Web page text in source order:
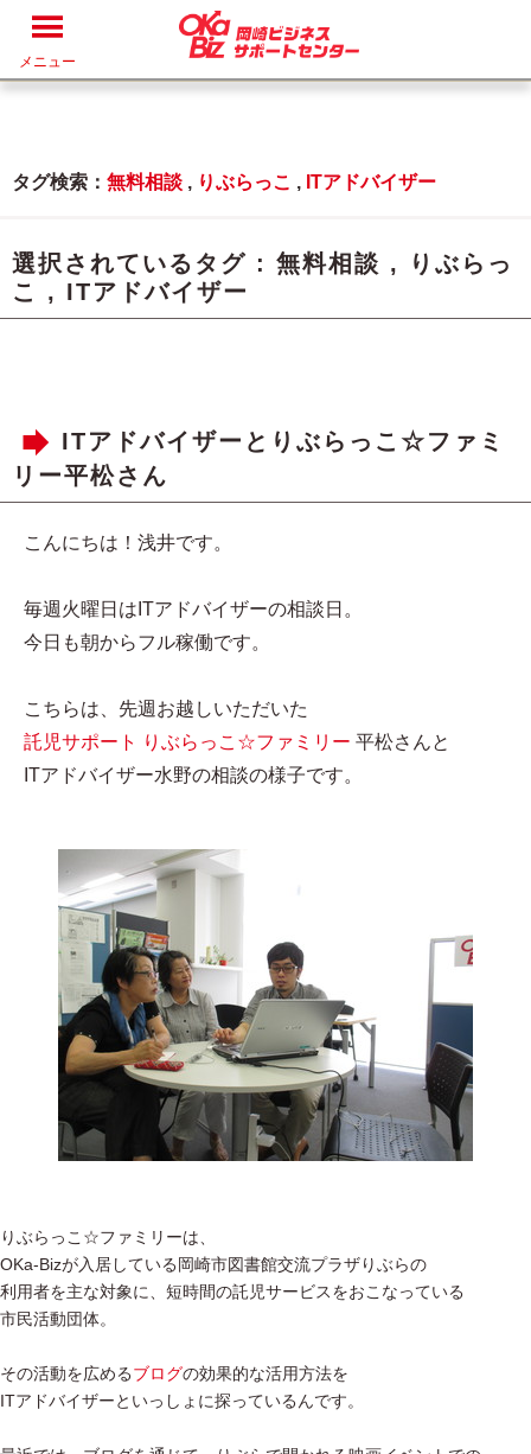
メニュー
タグ検索： 無料相談 , りぶらっこ , ITアドバイザー
選択されているタグ : 無料相談 ,
りぶらっ
こ
, ITアドバイザー
ITアドバイザーとりぶらっこ☆ファミ
リー平松さん
こんにちは！浅井です。
毎週火曜日はITアドバイザーの相談日。
今日も朝からフル稼働です。
こちらは、先週お越しいただいた
託児サポート りぶらっこ☆ファミリー 平松さんと
ITアドバイザー水野の相談の様子です。
りぶらっこ☆ファミリーは、
OKa-Bizが入居している岡崎市図書館交流プラザりぶらの
利用者を主な対象に、短時間の託児サービスをおこなっている
市民活動団体。
その活動を広めるブログの効果的な活用方法を
ITアドバイザーといっしょに探っているんです。